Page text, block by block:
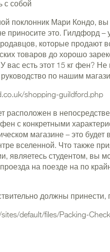
с собой
поклонник Мари Кондо, вы
приносите это. Гилдфорд –
которые продают
товаров до хорошо
вас есть этот 15 кг фен? Не
руководство по нашим
shopping-guildford.php
расположен в
с конкретными
магазине – это
вселенной. Что также
являетесь студентом, вы
на поезде на по
должны принести,
default/files/Packing-